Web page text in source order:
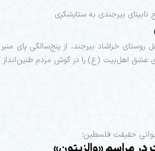
بیرجندی به ستایشگری
مداح نابینای ۸۰ ساله اهل روستای خراشاد بیرجند، از پنج‌سالگی
عشق اهل‌بیت (ع) را در گوش مردم طنین‌انداز
حقیقت فلسطین؛